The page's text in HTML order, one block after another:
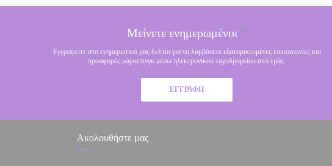
Μείνετε ενημερωμένοι *
Εγγραφείτε στο ενημερωτικό μας δελτίο για να λαμβάνετε εξατομικευμένες επικοινωνίες και
προσφορές μάρκετινγκ μέσω ηλεκτρονικού ταχυδρομείου από εμάς.
ΕΓΓΡΑΦΉ
Ακολουθήστε μας